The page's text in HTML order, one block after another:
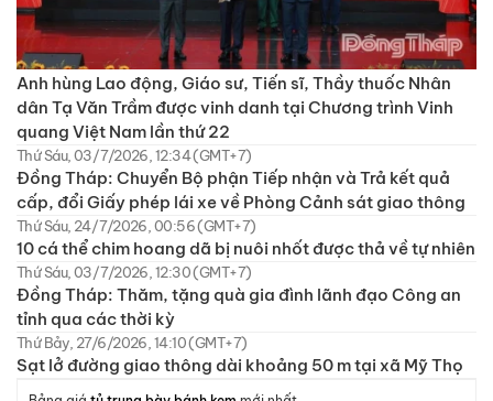
Anh hùng Lao động, Giáo sư, Tiến sĩ, Thầy thuốc Nhân
dân Tạ Văn Trầm được vinh danh tại Chương trình Vinh
quang Việt Nam lần thứ 22
Thứ Sáu, 03/7/2026, 12:34 (GMT+7)
Đồng Tháp: Chuyển Bộ phận Tiếp nhận và Trả kết quả
cấp, đổi Giấy phép lái xe về Phòng Cảnh sát giao thông
Thứ Sáu, 24/7/2026, 00:56 (GMT+7)
10 cá thể chim hoang dã bị nuôi nhốt được thả về tự nhiên
Thứ Sáu, 03/7/2026, 12:30 (GMT+7)
Đồng Tháp: Thăm, tặng quà gia đình lãnh đạo Công an
tỉnh qua các thời kỳ
Thứ Bảy, 27/6/2026, 14:10 (GMT+7)
Sạt lở đường giao thông dài khoảng 50 m tại xã Mỹ Thọ